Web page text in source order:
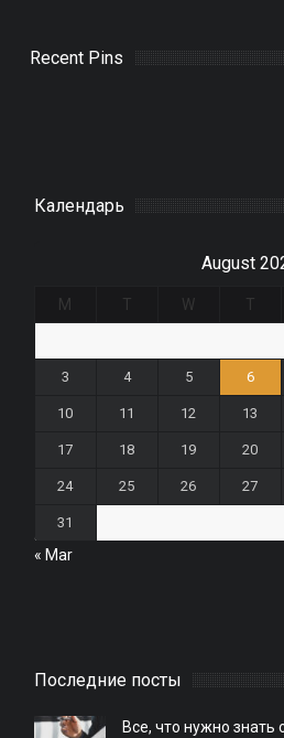
Recent Pins
Календарь
August
M T W T
3 4 5 6
10 11 12 13
17 18 19 20
24 25 26 27
31
« Mar
Последние посты
Все, что нужно знать